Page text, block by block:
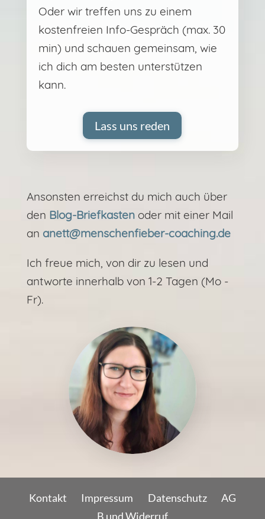
Oder wir treffen uns zu einem
kostenfreien Info-Gespräch (max. 30
min) und schauen gemeinsam, wie
ich dich am besten unterstützen
kann.
Lass uns reden
Ansonsten erreichst du mich auch über
den Blog-Briefkasten oder mit einer Mail
an anett@menschenfieber-coaching.de
Ich freue mich, von dir zu lesen und
antworte innerhalb von 1-2 Tagen (Mo -
Fr).
Kontakt Impressum Datenschutz
AG
B und Widerruf